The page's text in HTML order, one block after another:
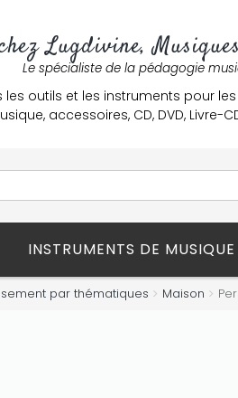
Lugdivine,
Le spécialiste de la pédagogie
les outils et les instruments pour
accessoires, CD, DVD, Livre-
INSTRUMENTS DE MUSIQUE
par thématiques Maison